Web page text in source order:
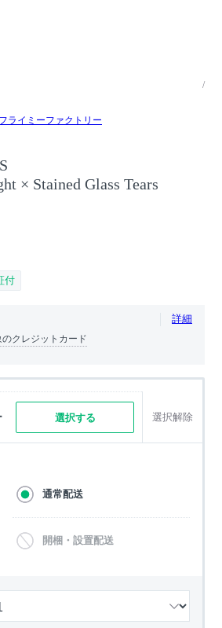
/
ライミーファクトリー
× Stained Glass Tears
付
詳細
クレジットカード
選択する 選択解除
通常配送
開梱・設置配送